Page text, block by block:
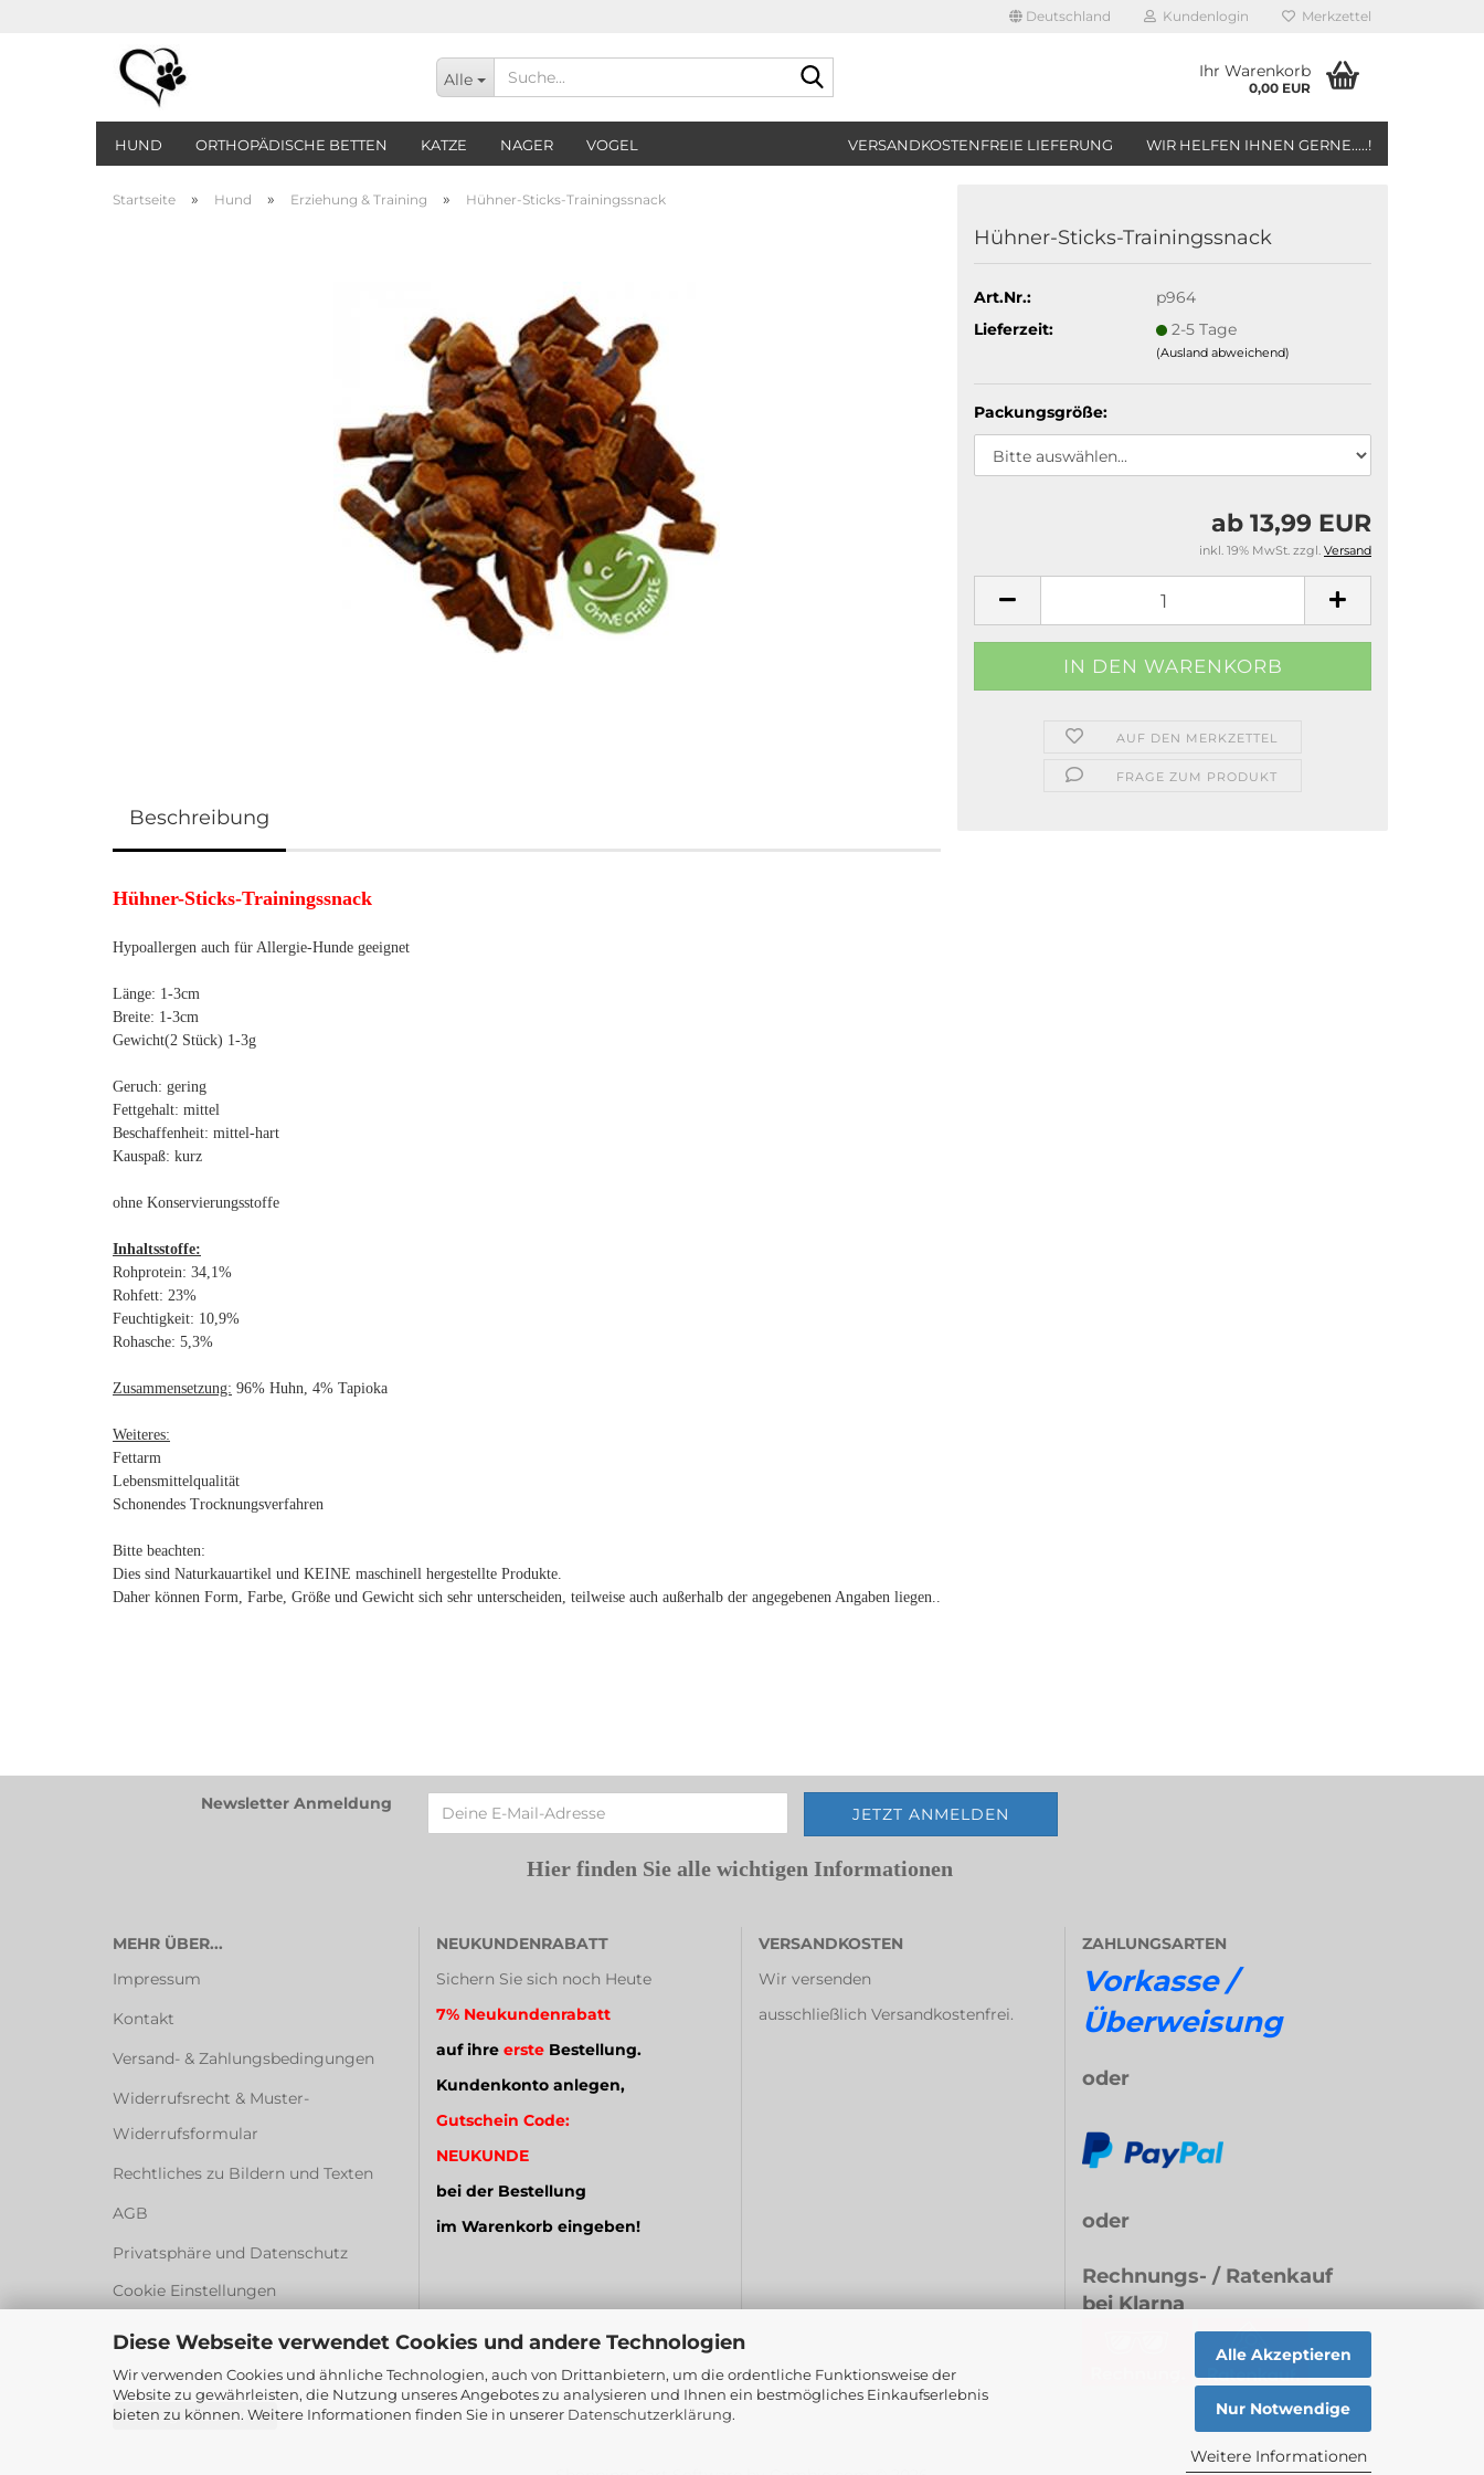
Diese Webseite verwendet Cookies und andere Technologien
Wir verwenden Cookies und ähnliche Technologien, auch von Drittanbietern, um die ordentliche Funktionsweise der
Website zu gewährleisten, die Nutzung unseres Angebotes zu analysieren und Ihnen ein bestmögliches Einkaufserlebnis
bieten zu können. Weitere Informationen finden Sie in unserer Datenschutzerklärung.
Alle Akzeptieren
Nur Notwendige
Weitere Informationen
Deutschland Kundenlogin Merkzettel
Alle Ihr Warenkorb
0,00 EUR
HUND ORTHOPÄDISCHE BETTEN KATZE NAGER VOGEL VERSANDKOSTENFREIE LIEFERUNG WIR HELFEN IHNEN GERNE.....!
Startseite » Hund » Erziehung & Training » Hühner-Sticks-Trainingssnack
Hühner-Sticks-Trainingssnack
Art.Nr.:
p964
Lieferzeit:
2-5 Tage
(Ausland abweichend)
Packungsgröße:
ab 13,99 EUR
inkl. 19% MwSt. zzgl. Versand
AUF DEN MERKZETTEL
FRAGE ZUM PRODUKT
Beschreibung
Hühner-Sticks-Trainingssnack
Hypoallergen auch für Allergie-Hunde geeignet
Länge: 1-3cm
Breite: 1-3cm
Gewicht(2 Stück) 1-3g
Geruch: gering
Fettgehalt: mittel
Beschaffenheit: mittel-hart
Kauspaß: kurz
ohne Konservierungsstoffe
Inhaltsstoffe:
Rohprotein: 34,1%
Rohfett: 23%
Feuchtigkeit: 10,9%
Rohasche: 5,3%
Zusammensetzung: 96% Huhn, 4% Tapioka
Weiteres:
Fettarm
Lebensmittelqualität
Schonendes Trocknungsverfahren
Bitte beachten:
Dies sind Naturkauartikel und KEINE maschinell hergestellte Produkte.
Daher können Form, Farbe, Größe und Gewicht sich sehr unterscheiden, teilweise auch außerhalb der angegebenen Angaben liegen..
Newsletter Anmeldung
Hier finden Sie alle wichtigen Informationen
MEHR ÜBER...
Impressum
Kontakt
Versand- & Zahlungsbedingungen
Widerrufsrecht & Muster-
Widerrufsformular
Rechtliches zu Bildern und Texten
AGB
Privatsphäre und Datenschutz
Cookie Einstellungen
NEUKUNDENRABATT
Sichern Sie sich noch Heute
7% Neukundenrabatt
auf ihre ersteBestellung.
Kundenkonto anlegen,
Gutschein Code:
NEUKUNDE
bei der Bestellung
im Warenkorb eingeben!
VERSANDKOSTEN
Wir versenden
ausschließlich Versandkostenfrei.
ZAHLUNGSARTEN
Vorkasse /
Überweisung
oder
oder
Rechnungs- / Ratenkauf
bei Klarna
Vertrag widerrufen